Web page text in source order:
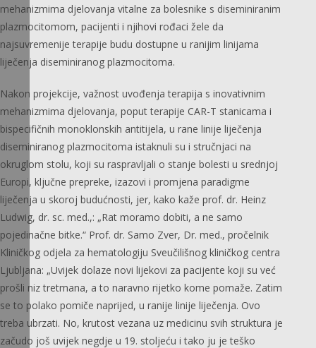
mehanizmima djelovanja vitalne za bolesnike s diseminiranim
plazmocitomom, pacijenti i njihovi rođaci žele da
najsuvremenije terapije budu dostupne u ranijim linijama
liječenja diseminiranog plazmocitoma.
Nakon projekcije, važnost uvođenja terapija s inovativnim
mehanizmima djelovanja, poput terapije CAR-T stanicama i
bispecifičnih monoklonskih antitijela, u rane linije liječenja
diseminiranog plazmocitoma istaknuli su i stručnjaci na
okruglom stolu, koji su raspravljali o stanje bolesti u srednjoj
Europi, ključne prepreke, izazovi i promjena paradigme
liječenja u skoroj budućnosti, jer, kako kaže prof. dr. Heinz
Ludwig, dr. sc. med.,: „Rat moramo dobiti, a ne samo
pojedinačne bitke.“ Prof. dr. Samo Zver, Dr. med., pročelnik
Kliničkog odjela za hematologiju Sveučilišnog kliničkog centra
Ljubljana: „Uvijek dolaze novi lijekovi za pacijente koji su već
prošli niz tretmana, a to naravno rijetko kome pomaže. Zatim
se to polako pomiče naprijed, u ranije linije liječenja. Ovo
treba ubrzati. No, krutost vezana uz medicinu svih struktura je
začudo još uvijek negdje u 19. stoljeću i tako ju je teško